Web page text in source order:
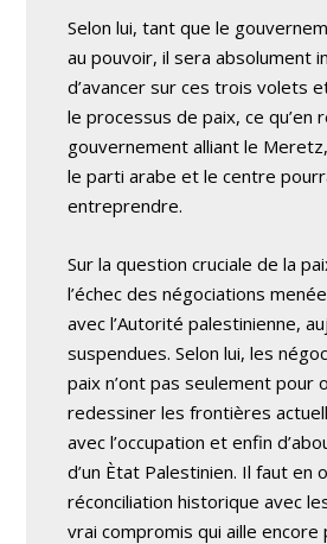
Selon lui, tant que le
au pouvoir, il sera absolument
d’avancer sur ces trois volets
le processus de paix, ce qu’en
gouvernement alliant le
le parti arabe et le centre
entreprendre.
Sur la question cruciale de la
l’échec des négociations
avec l’Autorité palestinienne,
suspendues. Selon lui, les
paix n’ont pas seulement pour
redessiner les frontières
avec l’occupation et enfin
d’un Ètat Palestinien. Il faut en
réconciliation historique avec
vrai compromis qui aille encore